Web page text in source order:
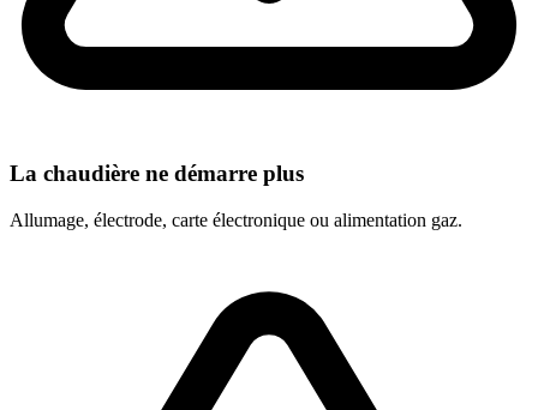
La chaudière ne démarre plus
Allumage, électrode, carte électronique ou alimentation gaz.